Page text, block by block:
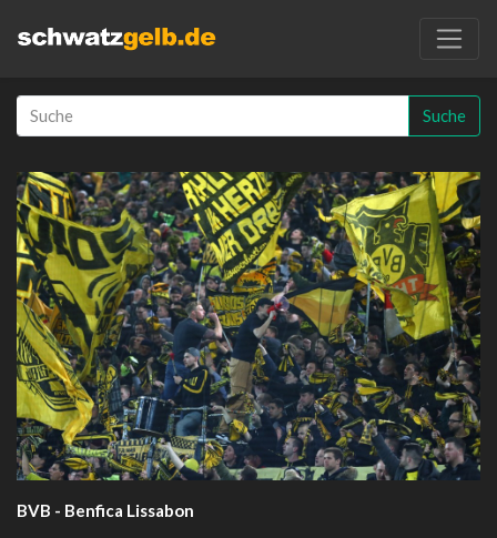
Suche
BVB - Benfica Lissabon